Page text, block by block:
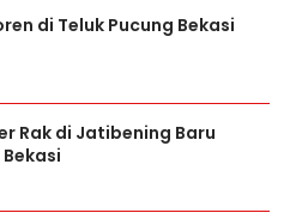
di Teluk Pucung Bekasi
Rak di Jatibening Baru